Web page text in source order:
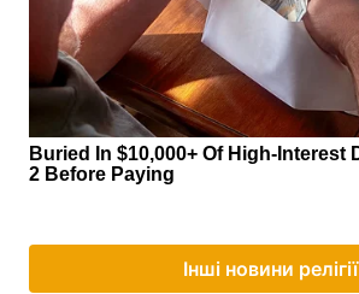
Інші новини релігії